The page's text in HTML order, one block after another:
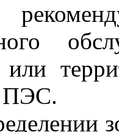
ПЭС.